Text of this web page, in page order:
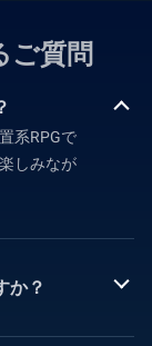
ご質問
系RPGで
しみなが
か？